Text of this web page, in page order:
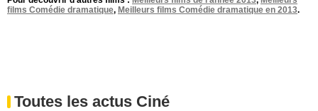
films Comédie dramatique, Meilleurs films Comédie dramatique en 2013.
Toutes les actus Ciné